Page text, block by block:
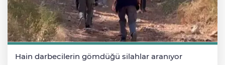
Hain darbecilerin gömdüğü silahlar aranıyor